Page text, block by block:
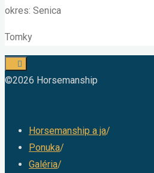
okres: Senica
Tomky
©2026 Horsemanship
Horsemanship a ja/
Ponuka/
Galéria/